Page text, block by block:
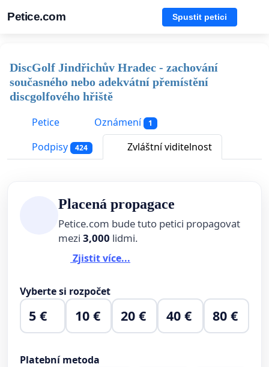
Petice.com Spustit petici
DiscGolf Jindřichův Hradec - zachování
současného nebo adekvátní přemístění
discgolfového hřiště
Petice
Oznámení 1
Podpisy 424 Zvláštní viditelnost
Placená propagace
Petice.com bude tuto petici propagovat
mezi 3,000 lidmi.
Zjistit více...
Vyberte si rozpočet
5 € 10 € 20 € 40 € 80 €
Platební metoda